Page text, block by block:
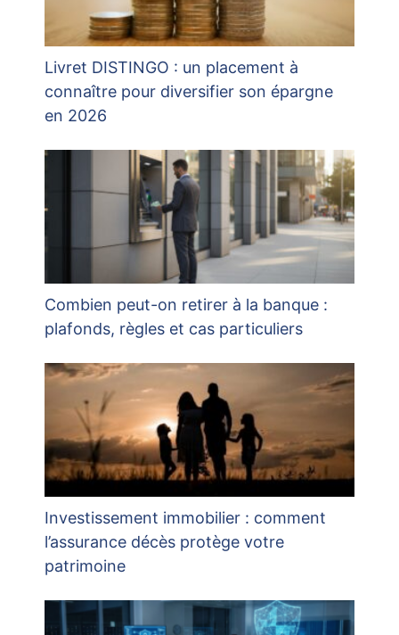
Livret DISTINGO : un placement à
connaître pour diversifier son épargne
en 2026
Combien peut-on retirer à la banque :
plafonds, règles et cas particuliers
Investissement immobilier : comment
l’assurance décès protège votre
patrimoine